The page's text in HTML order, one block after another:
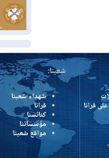
2026-08-01
يومياً
المزيد
شعبنا:
شهداء شعبنا
قرانا
كنائسنا
مؤسساتنا
مواقع شعبنا